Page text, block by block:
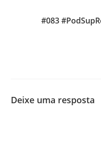
#083
Deixe uma resposta